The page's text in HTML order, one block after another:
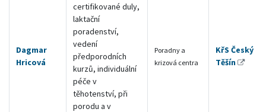
Dagmar
Hricová
certifikované duly,
laktační
poradenství,
vedení
předporodních
kurzů, individuální
péče v
těhotenství, při
porodu a v
Poradny a
krizová centra
KřS Český
Těšín